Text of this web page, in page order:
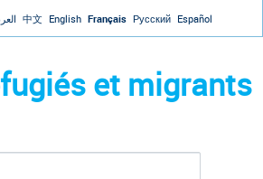
Jump to navigation
中文 English Français Русский Español
et migrants